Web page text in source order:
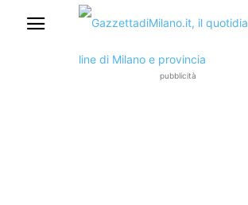
pubblicità